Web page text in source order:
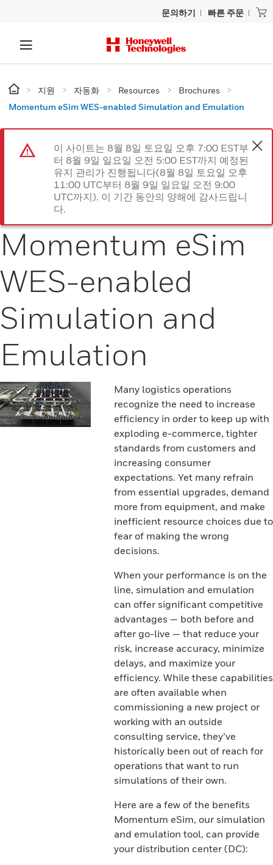
문의하기 빠른 주문
지원 자동화 Resources
Brochures
Momentum eSim WES-enabled Simulation and Emulation
이 사이트는 8월 8일 토요일 오후 7:00 EST부
터 8월 9일 일요일 오전 5:00 EST까지 예정된
유지 관리가 진행됩니다(8월 8일 토요일 오후
11:00 UTC부터 8월 9일 일요일 오전 9:00
UTC까지). 이 기간 동안의 양해에 감사드립니
다.
Momentum eSim
WES-enabled
Simulation and
Emulation
Many logistics operations
recognize the need to increase
efficiency in order to keep up with
exploding e-commerce, tighter
standards from customers and
increasing consumer
expectations. Yet many refrain
from essential upgrades, demand
more from equipment, and make
inefficient resource choices due to
fear of making the wrong
decisions.
When your performance is on the
line, simulation and emulation
can offer significant competitive
advantages — both before and
after go-live — that reduce your
risk, increase accuracy, minimize
delays, and maximize your
efficiency. While these capabilities
are often available when
commissioning a new project or
working with an outside
consulting service, they’ve
historically been out of reach for
operations that want to run
simulations of their own.
Here are a few of the benefits
Momentum eSim, our simulation
and emulation tool, can provide
your distribution center (DC):